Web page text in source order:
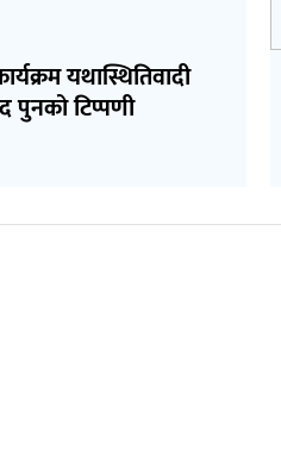
यथास्थितिवादी
पुनको टिप्पणी